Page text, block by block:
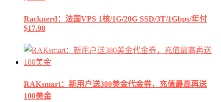
Racknerd：法国VPS 1核/1G/20G SSD/3T/1Gbps/年付
$17.98
RAKsmart：新用户送380美金代金券，充值最高再送
100美金